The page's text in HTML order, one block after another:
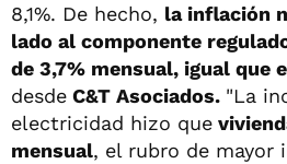
8,1%. De hecho, la inflación
lado al componente
de 3,7% mensual, igual que
desde C&T Asociados. "La
electricidad hizo que
mensual, el rubro de mayor